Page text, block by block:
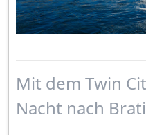
Mit dem Twin
Nacht nach